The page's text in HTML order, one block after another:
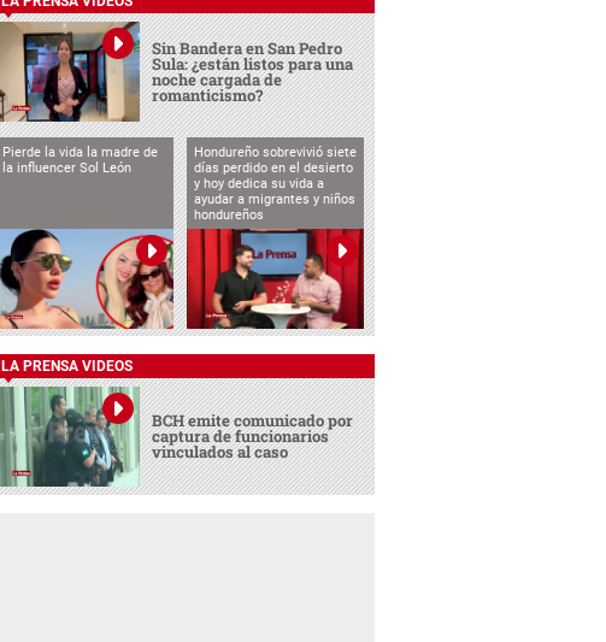
Sin Bandera en San Pedro
Sula: ¿están listos para una
noche cargada de
romanticismo?
Pierde la vida la madre de
la influencer Sol León
Hondureño sobrevivió siete
días perdido en el desierto
y hoy dedica su vida a
ayudar a migrantes y niños
hondureños
LA PRENSA VIDEOS
BCH emite comunicado por
captura de funcionarios
vinculados al caso